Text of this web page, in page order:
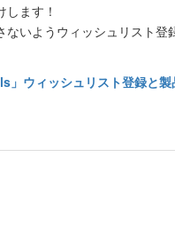
ます！
ないようウィッシュリスト登
」ウィッシュリスト登録と